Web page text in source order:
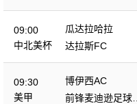
09:00
中北美杯
瓜达拉哈拉
达拉斯FC
09:30
美甲
博伊西AC
前锋麦迪逊足球俱